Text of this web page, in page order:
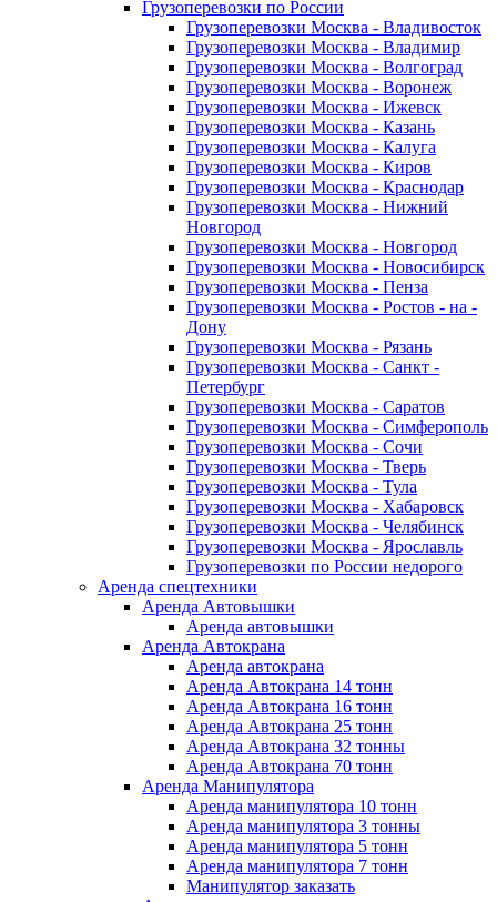
Грузоперевозки по России
Грузоперевозки Москва - Владивосток
Грузоперевозки Москва - Владимир
Грузоперевозки Москва - Волгоград
Грузоперевозки Москва - Воронеж
Грузоперевозки Москва - Ижевск
Грузоперевозки Москва - Казань
Грузоперевозки Москва - Калуга
Грузоперевозки Москва - Киров
Грузоперевозки Москва - Краснодар
Грузоперевозки Москва - Нижний
Новгород
Грузоперевозки Москва - Новгород
Грузоперевозки Москва - Новосибирск
Грузоперевозки Москва - Пенза
Грузоперевозки Москва - Ростов - на -
Дону
Грузоперевозки Москва - Рязань
Грузоперевозки Москва - Санкт -
Петербург
Грузоперевозки Москва - Саратов
Грузоперевозки Москва - Симферополь
Грузоперевозки Москва - Сочи
Грузоперевозки Москва - Тверь
Грузоперевозки Москва - Тула
Грузоперевозки Москва - Хабаровск
Грузоперевозки Москва - Челябинск
Грузоперевозки Москва - Ярославль
Грузоперевозки по России недорого
Аренда спецтехники
Аренда Автовышки
Аренда автовышки
Аренда Автокрана
Аренда автокрана
Аренда Автокрана 14 тонн
Аренда Автокрана 16 тонн
Аренда Автокрана 25 тонн
Аренда Автокрана 32 тонны
Аренда Автокрана 70 тонн
Аренда Манипулятора
Аренда манипулятора 10 тонн
Аренда манипулятора 3 тонны
Аренда манипулятора 5 тонн
Аренда манипулятора 7 тонн
Манипулятор заказать